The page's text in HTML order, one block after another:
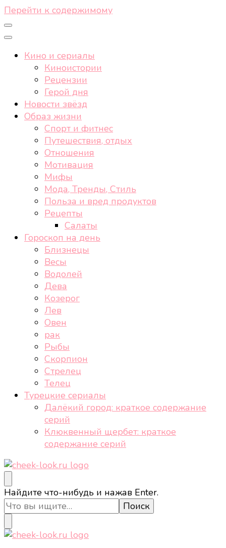
Перейти к содержимому
Кино и сериалы
Киноистории
Рецензии
Герой дня
Новости звёзд
Образ жизни
Спорт и фитнес
Путешествия, отдых
Отношения
Мотивация
Мифы
Мода, Тренды, Стиль
Польза и вред продуктов
Рецепты
Салаты
Гороскоп на день
Близнецы
Весы
Водолей
Дева
Козерог
Лев
Овен
рак
Рыбы
Скорпион
Стрелец
Телец
Турецкие сериалы
Далёкий город: краткое содержание
серий
Клюквенный щербет: краткое
содержание серий
cheek-look.ru
Женский сайт о звездах и кино, а также трендах,
здоровом образе жизни, спорте, стиле, отдыхе и
еде.
Ищите
что-
то?
Найдите что-нибудь и нажав Enter.